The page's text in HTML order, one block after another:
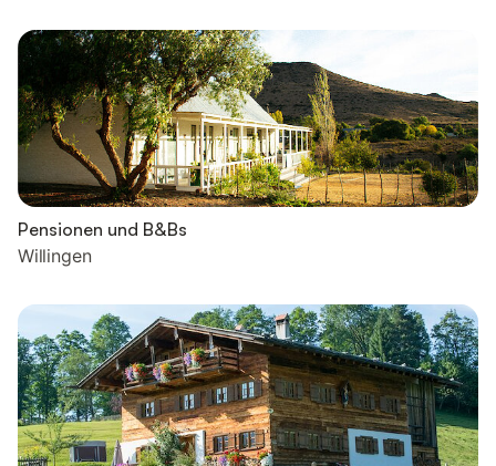
Pensionen und B&Bs
Willingen